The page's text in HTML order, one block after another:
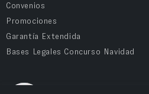
Convenios
Promociones
Garantía Extendida
Bases Legales Concurso Navidad